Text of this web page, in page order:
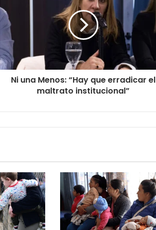
Ni una Menos: “Hay que erradicar el
maltrato institucional”